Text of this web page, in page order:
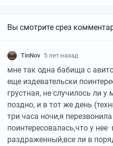
Вы смотрите срез
TinNov 5 лет назад
мне так одна бабища с
еще издевательски
грустная, не случилось ли у
поздно, и в тот же день
три часа ночи,я
поинтересовалась,что у
раздраженный,все ли в